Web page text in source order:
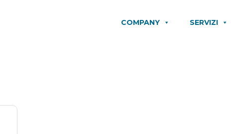
COMPANY SERVIZI